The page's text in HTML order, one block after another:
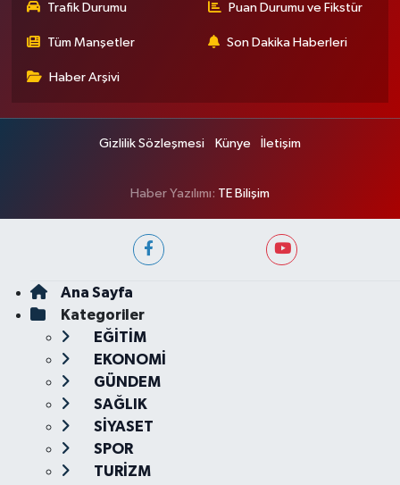
Trafik Durumu Puan Durumu ve Fikstür
Tüm Manşetler Son Dakika Haberleri
Haber Arşivi
Gizlilik Sözleşmesi Künye İletişim
Haber Yazılımı: TE Bilişim
Ana Sayfa
Kategoriler
EĞİTİM
EKONOMİ
GÜNDEM
SAĞLIK
SİYASET
SPOR
TURİZM